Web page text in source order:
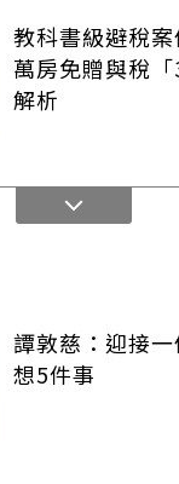
教科書級避稅
萬房免贈與稅「
解析
譚敦慈：迎接
想5件事